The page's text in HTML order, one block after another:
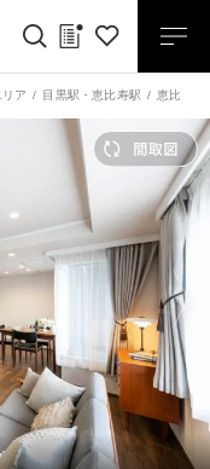
ア 目黒駅 ・恵比寿駅 恵比寿